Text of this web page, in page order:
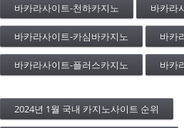
바카라사이트-천하카지노 바카라
바카라사이트-카심바카지노 바카
바카라사이트-플러스카지노 바카
2024년 1월 국내 카지노사이트 순위